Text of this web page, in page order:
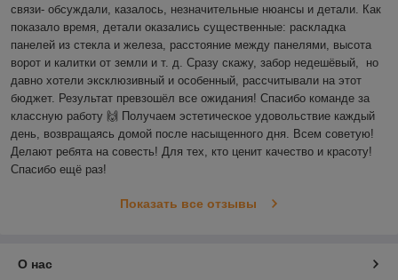
связи- обсуждали, казалось, незначительные нюансы и детали. Как
показало время, детали оказались существенные: раскладка
панелей из стекла и железа, расстояние между панелями, высота
ворот и калитки от земли и т. д. Сразу скажу, забор недешёвый,  но
давно хотели эксклюзивный и особенный, рассчитывали на этот
бюджет. Результат превзошёл все ожидания! Спасибо команде за
классную работу 🙌 Получаем эстетическое удовольствие каждый
день, возвращаясь домой после насыщенного дня. Всем советую!
Делают ребята на совесть! Для тех, кто ценит качество и красоту!
Спасибо ещё раз!
Показать все отзывы
О нас